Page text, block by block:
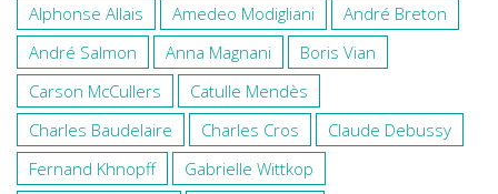
Alphonse Allais Amedeo Modigliani
André Breton
André Salmon
Anna Magnani
Boris Vian
Carson McCullers
Catulle Mendès
Charles Baudelaire
Charles Cros
Claude Debussy
Fernand Khnopff
Gabrielle Wittkop